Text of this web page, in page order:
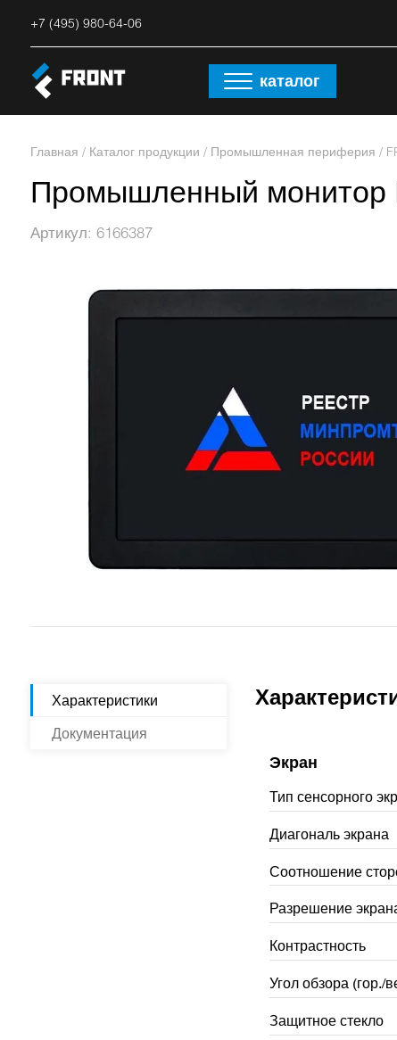
+7 (495) 980-64-06
каталог
Главная / Каталог продукции / Промышленная периферия /
Промышленный монитор
Артикул: 6166387
Характеристики
Документация
Экран
Тип сенсорного
Диагональ экрана
Соотношение
Разрешение
Контрастность
Угол обзора (гор./
Защитное стекло